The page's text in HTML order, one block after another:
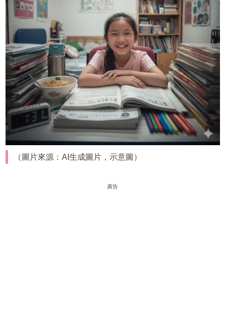
（圖片來源：AI生成圖片，示意圖）
廣告